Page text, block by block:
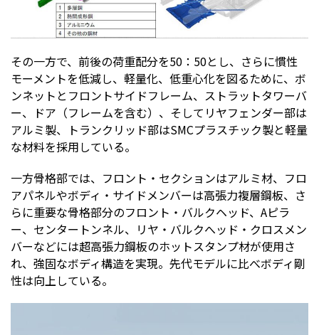
その一方で、前後の荷重配分を50：50とし、さらに慣性
モーメントを低減し、軽量化、低重心化を図るために、ボ
ンネットとフロントサイドフレーム、ストラットタワーバ
ー、ドア（フレームを含む）、そしてリヤフェンダー部は
アルミ製、トランクリッド部はSMCプラスチック製と軽量
な材料を採用している。
一方骨格部では、フロント・セクションはアルミ材、フロ
アパネルやボディ・サイドメンバーは高張力複層鋼板、さ
らに重要な骨格部分のフロント・バルクヘッド、Aピラ
ー、センタートンネル、リヤ・バルクへッド・クロスメン
バーなどには超高張力鋼板のホットスタンプ材が使用さ
れ、強固なボディ構造を実現。先代モデルに比べボディ剛
性は向上している。